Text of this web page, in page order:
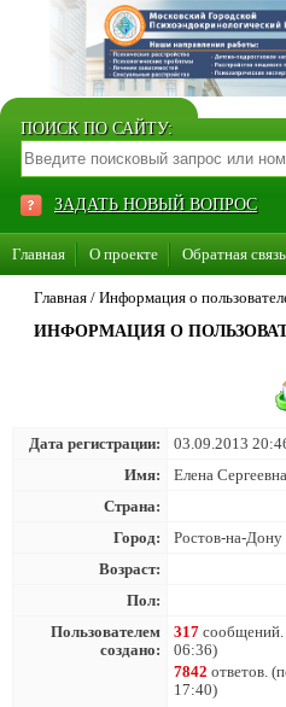
ПОИСК ПО САЙТУ:
ЗАДАТЬ НОВЫЙ ВОПРОС
Главная О проекте Обратная связь
Стать консультантом нашего сайта
Суперакция «Каждому врачу свой
Главная / Информация о
ИНФОРМАЦИЯ О
Дата регистрации:
03.09.2013
Имя:
Елена Сергеевна
Страна:
Город:
Ростов-на-Дону
Возраст:
Пол:
Пользователем
создано:
317 сообщений.
06:36)
7842 ответов.
17:40)